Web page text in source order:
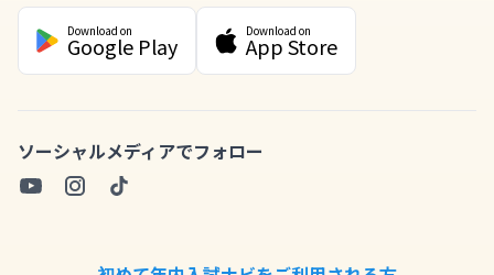
Download on
Google Play
Download on
App Store
ソーシャルメディアでフォロー